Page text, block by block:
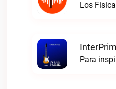
Los
Para